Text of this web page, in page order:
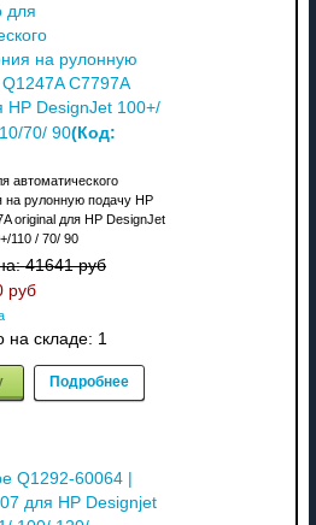
для
на рулонную
C7797A
HP DesignJet 100+/
70/ 90(Код:
автоматического
на рулонную подачу HP
original для HP DesignJet
110 / 70/ 90
41641 руб
руб
на складе: 1
Подробнее
Q1292-60064 |
для HP Designjet